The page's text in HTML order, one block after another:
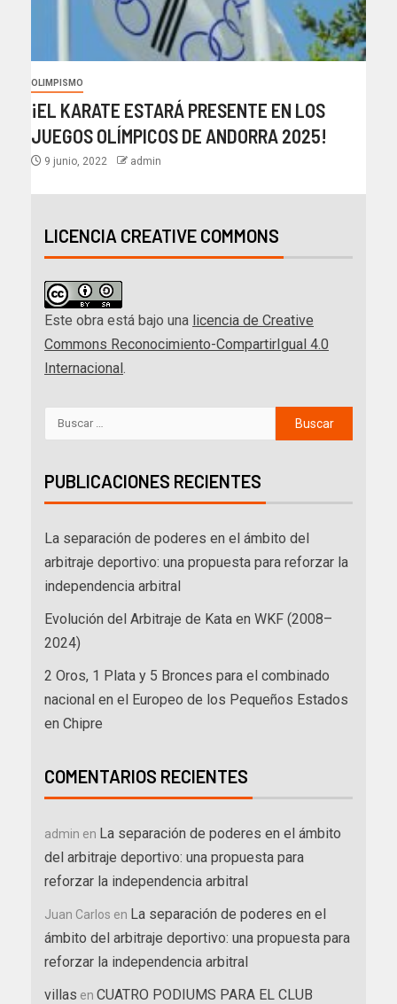
OLIMPISMO
¡EL KARATE ESTARÁ PRESENTE EN LOS
JUEGOS OLÍMPICOS DE ANDORRA 2025!
9 junio, 2022 admin
LICENCIA CREATIVE COMMONS
Este obra está bajo una licencia de Creative
Commons Reconocimiento-CompartirIgual 4.0
Internacional
PUBLICACIONES RECIENTES
La separación de poderes en el ámbito del
arbitraje deportivo: una propuesta para reforzar la
independencia arbitral
Evolución del Arbitraje de Kata en WKF (2008–
2024)
2 Oros, 1 Plata y 5 Bronces para el combinado
nacional en el Europeo de los Pequeños Estados
en Chipre
COMENTARIOS RECIENTES
admin en La separación de poderes en el ámbito
del arbitraje deportivo: una propuesta para
reforzar la independencia arbitral
Juan Carlos en La separación de poderes en el
ámbito del arbitraje deportivo: una propuesta para
reforzar la independencia arbitral
villas en CUATRO PODIUMS PARA EL CLUB